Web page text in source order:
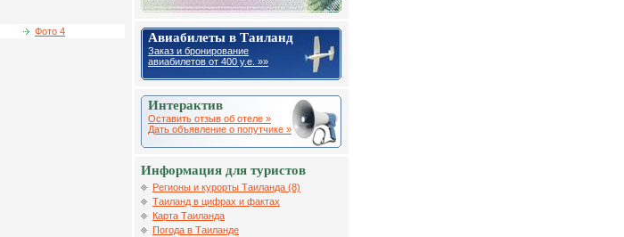
Фото 4
Авиабилеты в Таиланд
Заказ и бронирование
авиабилетов от 400 у.е. »»
Интерактив
Оставить отзыв об отеле »
Дать объявление о попутчике »
Информация для туристов
Регионы и курорты Таиланда (8)
Таиланд в цифрах и фактах
Карта Таиланда
Погода в Таиланде